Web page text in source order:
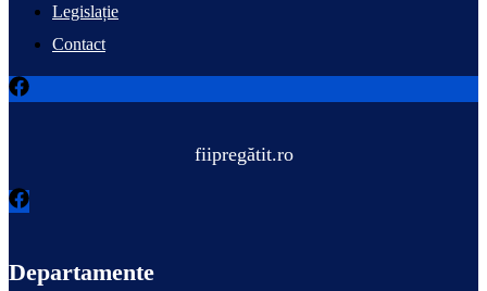
Legislație
Contact
fiipregătit.ro
Departamente